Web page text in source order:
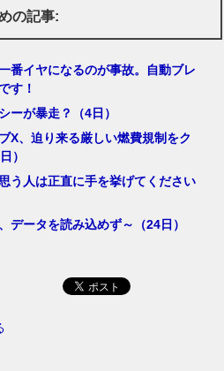
の記事:
番イヤになるのが事故。自動ブレ
す！
ーが暴走？（4日）
X、迫り来る厳しい燃費規制をク
）
う人は正直に手を挙げてください
データを読み込めず～（24日）